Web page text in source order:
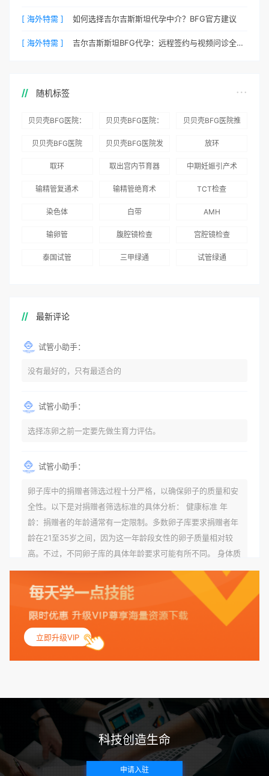
[ 海外特需 ] 如何选择吉尔吉斯斯坦代孕中介？BFG官方建议
[ 海外特需 ] 吉尔吉斯斯坦BFG代孕：远程签约与视频问诊全流程
随机标签
贝贝壳BFG医院：
务
贝贝壳BFG医院：
术”和“法律支持”
贝贝壳BFG医院推
贝贝壳BFG医院
贝贝壳BFG医院发
国版）》
放环
取环 取出宫内节育器 中期妊娠引产术
输精管复通术 输精管绝育术 TCT检查
染色体 白带 AMH
输卵管 腹腔镜检查 宫腔镜检查
泰国试管 三甲绿通 试管绿通
最新评论
试管小助手：
没有最好的，只有最适合的
试管小助手：
选择冻卵之前一定要先做生育力评估。
试管小助手：
卵子库中的捐赠者筛选过程十分严格，以确保卵子的质量和安
全性。以下是对捐赠者筛选标准的具体分析： 健康标准 年
龄：捐赠者的年龄通常有一定限制。多数卵子库要求捐赠者年
龄在21至35岁之间，因为这一年龄段女性的卵子质量相对较
高。不过，不同卵子库的具体年龄要求可能有所不同。 身体质
量指数（BMI）：捐赠者的BMI通常需要在正常范围内，以确
保其身体健康状况良好。过高的BMI可能与多种健康问题相关
联，包括不孕症和妊娠并发症。 生殖健康：捐赠者需要有规律
的月经期，无生殖障碍或异常问题。此外，还需要进行详细的
妇科检查，以确保其生殖系统的健康。 遗传病史与家族病史：
捐赠者及其家庭成员需要无严重的遗传病史、精神病史和传染
病史。这通常需要通过基因检测、家族史调查和医疗记录审查
带任何可传染给受卵者的病原体。 药物与生活习惯：捐赠者需
要是非尼古丁使用者、非吸烟者、非吸毒者，并且未使用可能
影响卵子质量的药物，如某些精神药物和避孕植入物。 学历与
心理标准 学历要求：部分卵子库对捐赠者的学历有一定要求，
但这并非普遍标准。一些卵子库可能更倾向于选择受过高等教
立即升级VIP
科技创造生命
申请入驻